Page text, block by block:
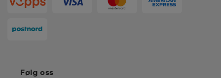
Følg oss